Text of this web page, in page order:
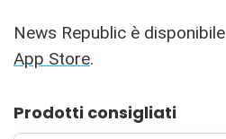
News Republic è disponibile
App Store.
Prodotti consigliati